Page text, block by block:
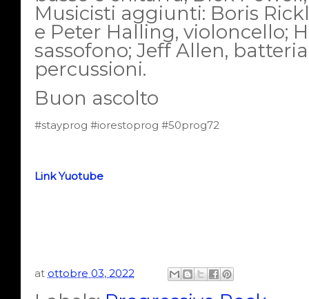
Musicisti aggiunti: Boris
e Peter Halling, violoncello;
sassofono; Jeff Allen,
percussioni.
Buon ascolto
#stayprog #iorestoprog #50prog72
Link Yuotube
at ottobre 03, 2022